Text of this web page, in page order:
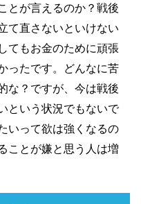
とが言えるのか？戦後
て直さないといけない
てもお金のために頑張
ったです。どんなに苦
な？ですが、今は戦後
という状況でもないで
いって欲は強くなるの
ことが嫌と思う人は増